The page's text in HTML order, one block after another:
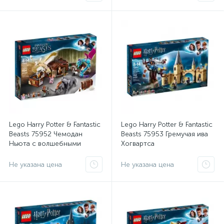
Lego Harry Potter & Fantastic
Beasts 75952 Чемодан
Ньюта с волшебными
Не указана цена
Lego Harry Potter & Fantastic
Beasts 75953 Гремучая ива
Хогвартса
Не указана цена